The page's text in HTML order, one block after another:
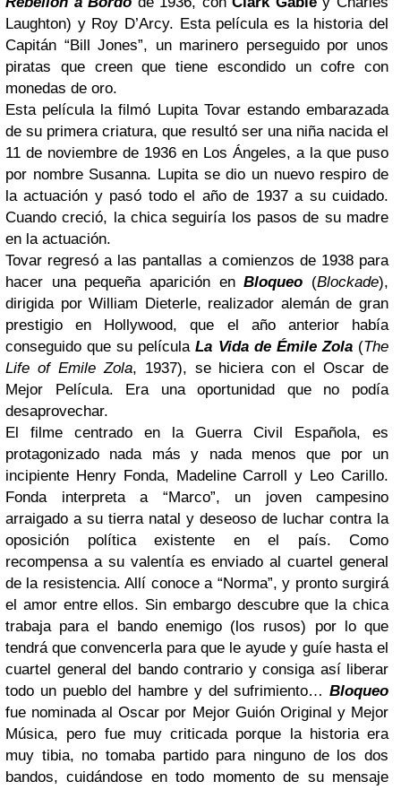
Laughton) y Roy D’Arcy. Esta película es la historia del
Capitán “Bill Jones”, un marinero perseguido por unos
piratas que creen que tiene escondido un cofre con
monedas de oro.
Esta película la filmó Lupita Tovar estando embarazada
de su primera criatura, que resultó ser una niña nacida el
11 de noviembre de 1936 en Los Ángeles, a la que puso
por nombre Susanna. Lupita se dio un nuevo respiro de
la actuación y pasó todo el año de 1937 a su cuidado.
Cuando creció, la chica seguiría los pasos de su madre
en la actuación.
Tovar regresó a las pantallas a comienzos de 1938 para
hacer una pequeña aparición enBloqueo (Blockade),
dirigida por William Dieterle, realizador alemán de gran
prestigio en Hollywood, que el año anterior había
conseguido que su películaLa Vida de Émile Zola(The
Life of Emile Zola, 1937), se hiciera con el Oscar de
Mejor Película. Era una oportunidad que no podía
desaprovechar.
El filme centrado en la Guerra Civil Española, es
protagonizado nada más y nada menos que por un
incipiente Henry Fonda, Madeline Carroll y Leo Carillo.
Fonda interpreta a “Marco”, un joven campesino
arraigado a su tierra natal y deseoso de luchar contra la
oposición política existente en el país. Como
recompensa a su valentía es enviado al cuartel general
de la resistencia. Allí conoce a “Norma”, y pronto surgirá
el amor entre ellos. Sin embargo descubre que la chica
trabaja para el bando enemigo (los rusos) por lo que
tendrá que convencerla para que le ayude y guíe hasta el
cuartel general del bando contrario y consiga así liberar
todo un pueblo del hambre y del sufrimiento… Bloqueo
fue nominada al Oscar por Mejor Guión Original y Mejor
Música, pero fue muy criticada porque la historia era
muy tibia, no tomaba partido para ninguno de los dos
bandos, cuidándose en todo momento de su mensaje